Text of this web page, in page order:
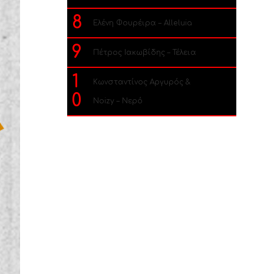
8 Ελένη Φουρέιρα – Alleluia
9 Πέτρος Ιακωβίδης – Τέλεια
1
0
Κωνσταντίνος Αργυρός &
Noizy – Νερό